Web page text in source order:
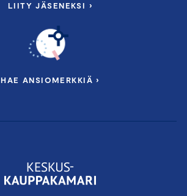
LIITY JÄSENEKSI ›
HAE ANSIOMERKKIÄ ›